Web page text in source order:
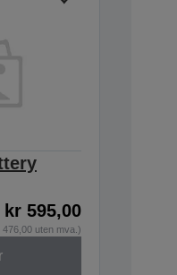
kr 595,00
uten mva.)